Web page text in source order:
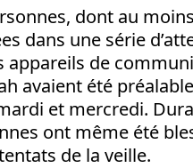
dont au
dans une série
appareils de
avaient été
et mercredi.
ont même été
de la veille.